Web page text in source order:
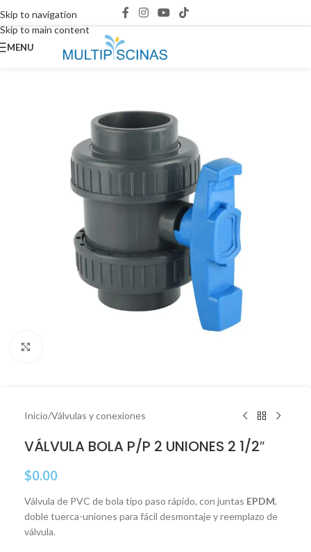
Skip to navigation
Skip to main content
MENU
Inicio/Válvulas y conexiones
VÁLVULA BOLA P/P 2 UNIONES 2 1/2″
$0.00
Válvula de PVC de bola tipo paso rápido, con juntas EPDM,
doble tuerca-uniones para fácil desmontaje y reemplazo de
válvula.